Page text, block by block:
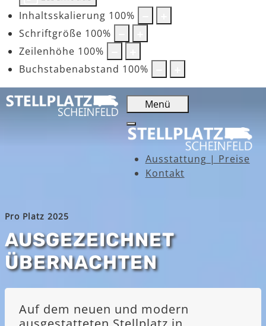
Inhaltsskalierung 100%
Schriftgröße 100%
Zeilenhöhe 100%
Buchstabenabstand 100%
Menü
Ausstattung | Preise
Kontakt
Pro Platz 2025
AUSGEZEICHNET
ÜBERNACHTEN
Auf dem neuen und modern